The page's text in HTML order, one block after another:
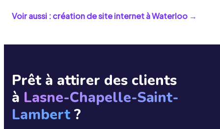
Voir aussi : création de site internet àWaterloo →
Prêt à attirer des clients
à Lasne-Chapelle-Saint-
Lambert ?